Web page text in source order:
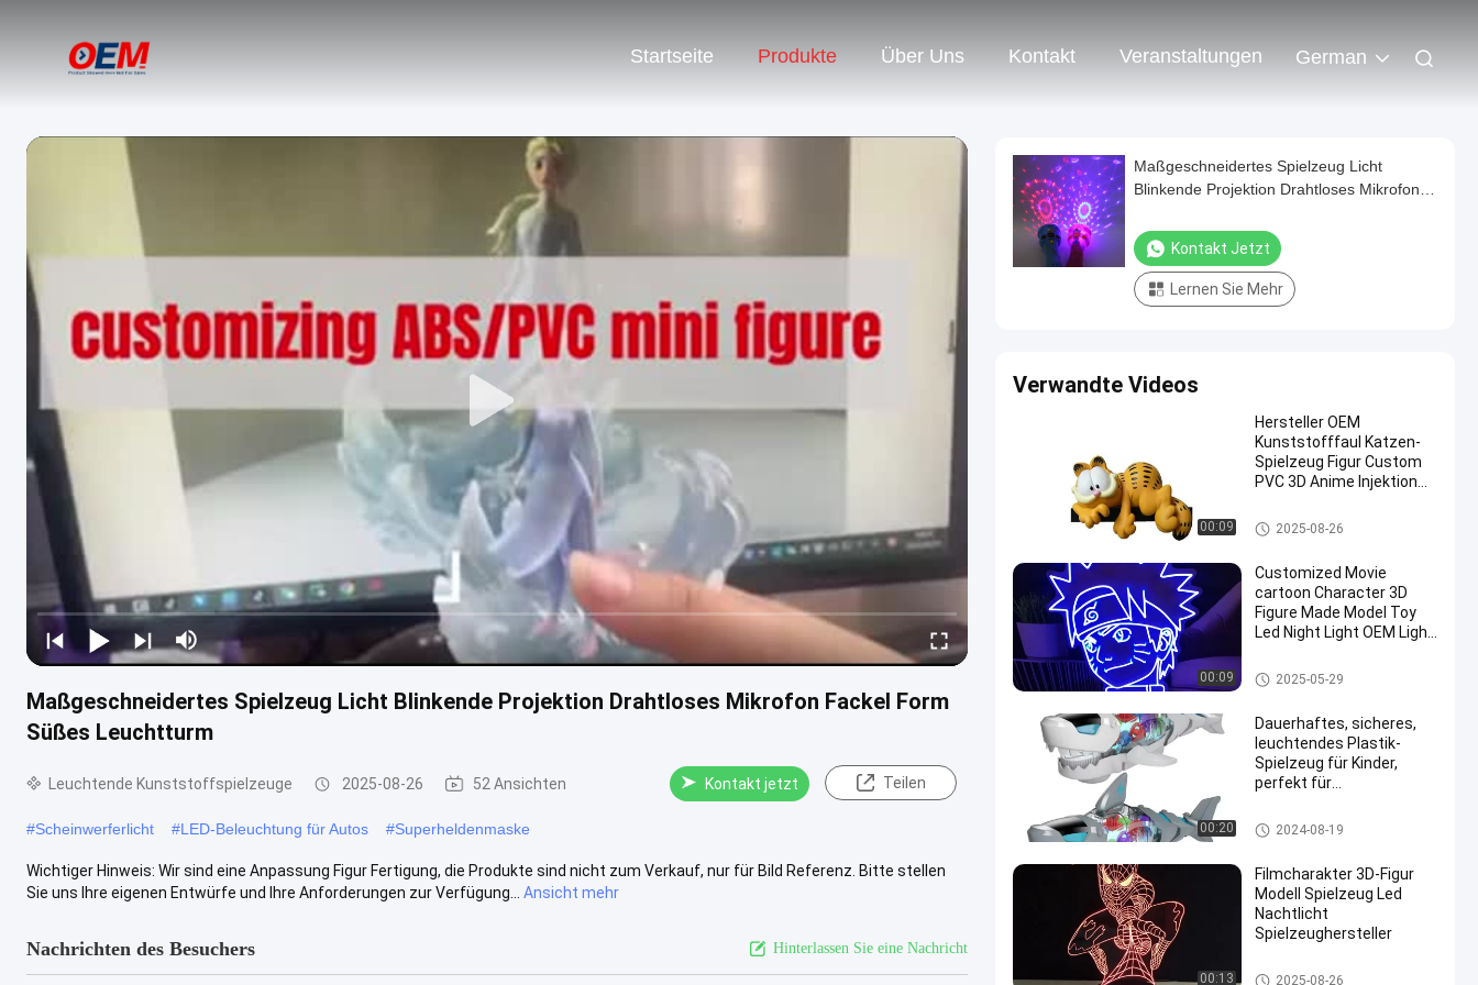
Startseite Produkte Über Uns Kontakt Veranstaltungen German
Maßgeschneidertes Spielzeug Licht Blinkende Projektion Drahtloses Mikrofon Fackel Form
Süßes Leuchtturm
Leuchtende Kunststoffspielzeuge 2025-08-26 52 Ansichten Kontakt jetzt Teilen
#Scheinwerferlicht #LED-Beleuchtung für Autos #Superheldenmaske
Wichtiger Hinweis: Wir sind eine Anpassung Figur Fertigung, die Produkte sind nicht zum Verkauf, nur für Bild Referenz. Bitte stellen
Sie uns Ihre eigenen Entwürfe und Ihre Anforderungen zur Verfügung...
Ansicht mehr
Nachrichten des Besuchers Hinterlassen Sie eine Nachricht
Maßgeschneidertes Spielzeug Licht
Blinkende Projektion Drahtloses Mikrofon
Kontakt Jetzt
Lernen Sie Mehr
Verwandte Videos
00:09
Hersteller OEM
Kunststofffaul Katzen-
Spielzeug Figur Custom
PVC 3D Anime Injektion
Kunststofftierartiges Spielzeu
g/Tiermodell aus Kunststoff
2025-08-26
00:09
Customized Movie
cartoon Character 3D
Figure Made Model Toy
Led Night Light OEM Light
Leuchtende Kunststoffspielze
uge
2025-05-29
00:20
Dauerhaftes, sicheres,
leuchtendes Plastik-
Spielzeug für Kinder,
perfekt für
Geschenke
Leuchtende Kunststoffspielze
uge
2024-08-19
00:13
Filmcharakter 3D-Figur
Modell Spielzeug Led
Nachtlicht
Spielzeughersteller
Leuchtende Kunststoffspielze
2025-08-26